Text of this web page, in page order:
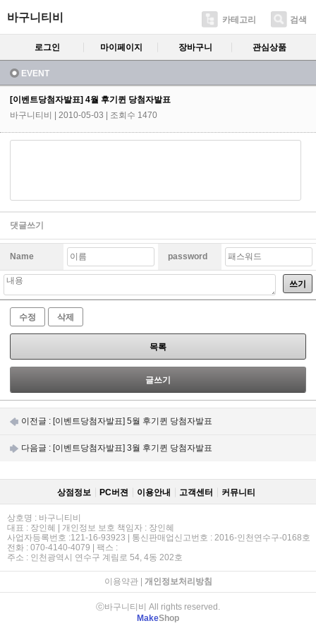
바구니티비 카테고리 검색
로그인 마이페이지 장바구니 관심상품
EVENT
[이벤트당첨자발표] 4월 후기퀸 당첨자발표
바구니티비 | 2010-05-03 | 조회수 1470
댓글쓰기
Name password
쓰기
수정 삭제
목록
글쓰기
이전글 : [이벤트당첨자발표] 5월 후기퀸 당첨자발표
다음글 : [이벤트당첨자발표] 3월 후기퀸 당첨자발표
상점정보 PC버젼 이용안내 고객센터 커뮤니티
상호명 : 바구니티비
대표 : 장인혜 | 개인정보 보호 책임자 : 장인혜
사업자등록번호 :121-16-93923 | 통신판매업신고번호 : 2016-인천연수구-0168호
전화 : 070-4140-4079 | 팩스 :
주소 : 인천광역시 연수구 계림로 54, 4동 202호
이용약관| 개인정보처리방침
ⓒ바구니티비 All rights reserved.
MakeShop